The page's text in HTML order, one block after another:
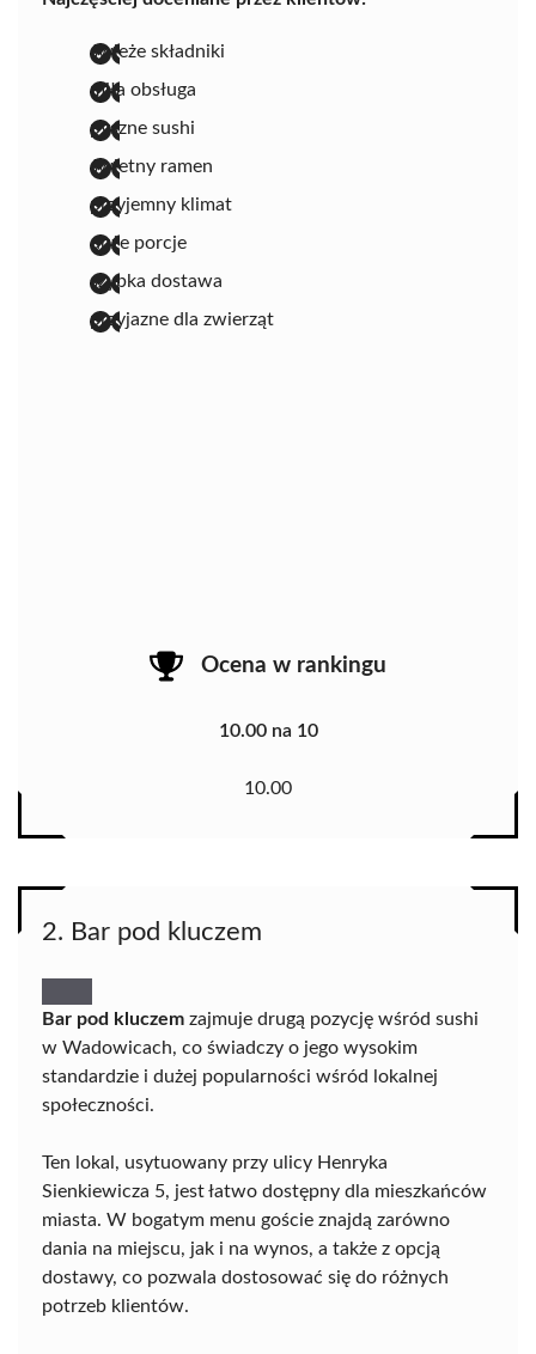
świeże składniki
miła obsługa
pyszne sushi
świetny ramen
przyjemny klimat
duże porcje
szybka dostawa
przyjazne dla zwierząt
Ocena w rankingu
10.00 na 10
10.00
2. Bar pod kluczem
Bar pod kluczem zajmuje drugą pozycję wśród sushi
w Wadowicach, co świadczy o jego wysokim
standardzie i dużej popularności wśród lokalnej
społeczności.
Ten lokal, usytuowany przy ulicy Henryka
Sienkiewicza 5, jest łatwo dostępny dla mieszkańców
miasta. W bogatym menu goście znajdą zarówno
dania na miejscu, jak i na wynos, a także z opcją
dostawy, co pozwala dostosować się do różnych
potrzeb klientów.